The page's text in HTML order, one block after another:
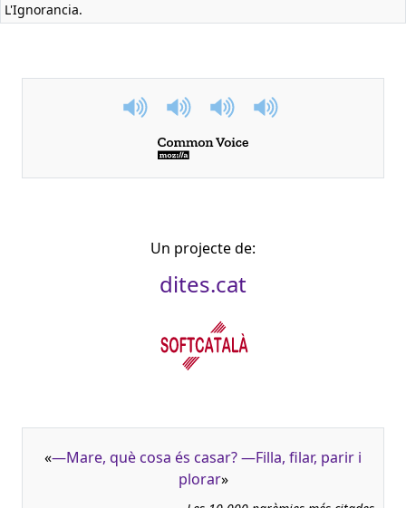
L'Ignorancia.
Un projecte de:
dites.cat
«—Mare, què cosa és casar? —Filla, filar, parir i
plorar»